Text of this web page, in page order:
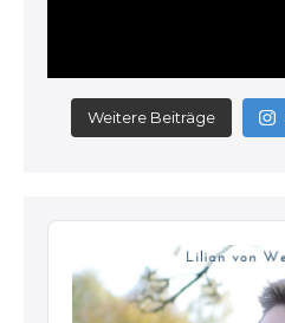
Weitere Beiträge
Audio